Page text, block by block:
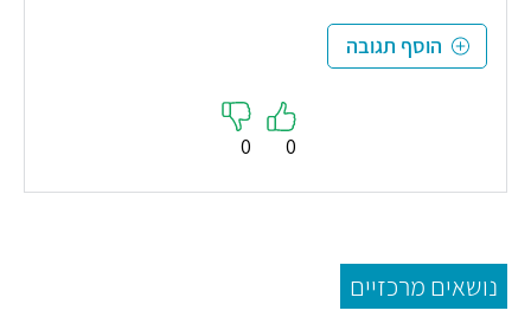
הוסף תגובה
0
0
נושאים מרכזיים